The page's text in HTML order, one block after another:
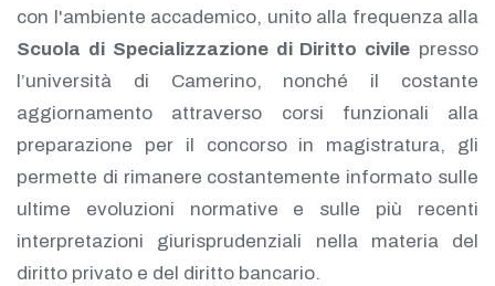
con l'ambiente accademico, unito alla frequenza alla
Scuola di Specializzazione di Diritto civile presso
l’università di Camerino, nonché il costante
aggiornamento attraverso corsi funzionali alla
preparazione per il concorso in magistratura, gli
permette di rimanere costantemente informato sulle
ultime evoluzioni normative e sulle più recenti
interpretazioni giurisprudenziali nella materia del
diritto privato e del diritto bancario.